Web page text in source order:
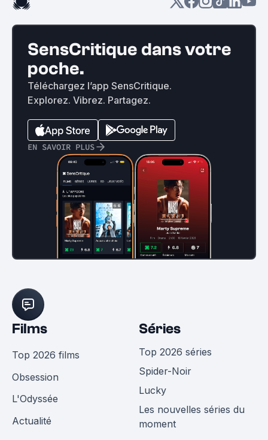
SensCritique dans votre
poche.
Téléchargez l’app SensCritique.
Explorez. Vibrez. Partagez.
EN SAVOIR PLUS
Films
Top 2026 films
Obsession
L'Odyssée
Actualité
Séries
Top 2026 séries
Spider-Noir
Lucky
Les nouvelles séries du
moment